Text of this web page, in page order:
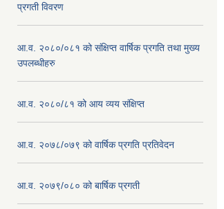
प्रगती विवरण
आ.व. २०८०/०८१ को संक्षिप्त वार्षिक प्रगति तथा मुख्य
उपलब्धीहरु
आ.व. २०८०/८१ को आय व्यय संक्षिप्त
आ.व. २०७८/०७९ को वार्षिक प्रगति प्रतिवेदन
आ.व. २०७९/०८० को बार्षिक प्रगती